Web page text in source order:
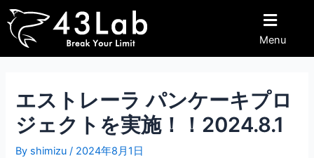
内
容
ス
Menu
エストレーラ パンケーキプロ
ジェクトを実施！！2024.8.1
By shimizu/ 2024年8月1日
Post
navigation